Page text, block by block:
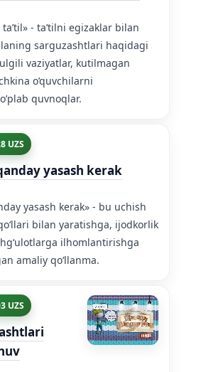
- ta’tilni egizaklar bilan
sarguzashtlari haqidagi
vaziyatlar, kutilmagan
o’quvchilarni
quvnoqlar.
UZS
yasash kerak
yasash kerak» - bu uchish
bilan yaratishga, ijodkorlik
ilhomlantirishga
amaliy qoʻllanma.
UZS